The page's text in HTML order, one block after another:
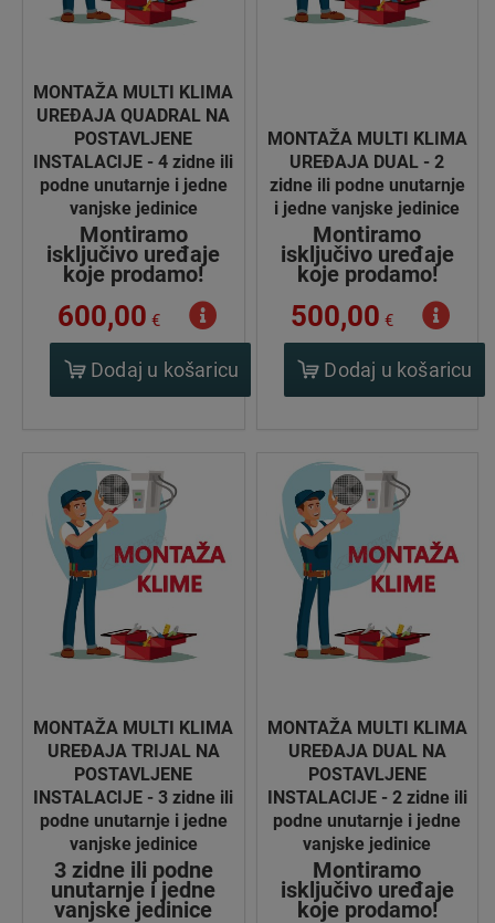
MONTAŽA MULTI KLIMA
UREĐAJA QUADRAL NA
POSTAVLJENE
INSTALACIJE - 4 zidne ili
podne unutarnje i jedne
vanjske jedinice
Montiramo
isključivo uređaje
koje prodamo!
600,00 €
Dodaj u košaricu
MONTAŽA MULTI KLIMA
UREĐAJA DUAL - 2
zidne ili podne unutarnje
i jedne vanjske jedinice
Montiramo
isključivo uređaje
koje prodamo!
500,00 €
Dodaj u košaricu
MONTAŽA MULTI KLIMA
UREĐAJA TRIJAL NA
POSTAVLJENE
INSTALACIJE - 3 zidne ili
podne unutarnje i jedne
vanjske jedinice
3 zidne ili podne
unutarnje i jedne
vanjske jedinice
MONTAŽA MULTI KLIMA
UREĐAJA DUAL NA
POSTAVLJENE
INSTALACIJE - 2 zidne ili
podne unutarnje i jedne
vanjske jedinice
Montiramo
isključivo uređaje
koje prodamo!